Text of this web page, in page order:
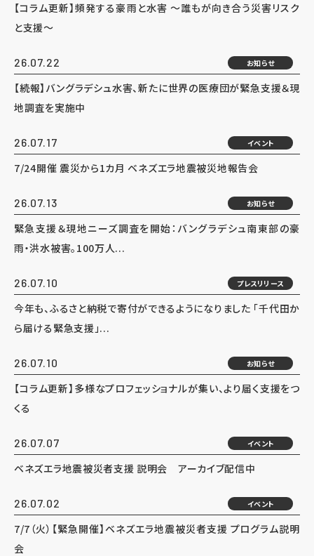
【コラム更新】頻発する豪雨と水害 ～誰もが向き合う災害リスク
と支援～
26.07.22 お知らせ
【続報】バングラデシュ水害、新たに世界の医療団が緊急支援＆現
地調査を実施中
26.07.17 イベント
7/24開催 震災から1カ月 ベネズエラ地震被災地報告会
26.07.13 お知らせ
緊急支援＆現地ニーズ調査を開始：バングラデシュ南東部の豪
雨・洪水被害。100万人...
26.07.10 プレスリリース
今年も、ふるさと納税で寄付ができるようになりました 「千代田か
ら届ける緊急支援」...
26.07.10 お知らせ
【コラム更新】多様なプロフェッショナルが集い、より届く支援をつ
くる
26.07.07 イベント
ベネズエラ地震被災者支援 説明会 アーカイブ配信中
26.07.02 イベント
7/7（火）【緊急開催】ベネズエラ地震被災者支援 プログラム説明
会